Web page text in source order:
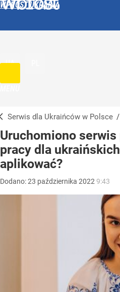
WPROST UKRAINA
UA
Serwis dla Ukraińców w Polsce /
Uruchomiono
pracy dla
aplikować?
Dodano:23 października 2022 9:43